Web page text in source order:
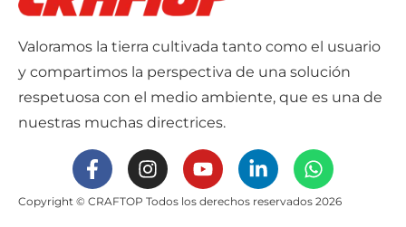
Valoramos la tierra cultivada tanto como el usuario
y compartimos la perspectiva de una solución
respetuosa con el medio ambiente, que es una de
nuestras muchas directrices.
Copyright © CRAFTOP Todos los derechos reservados 2026